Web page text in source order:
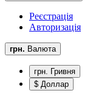
Реєстрація
Авторизація
грн. Валюта
грн. Гривня
$ Доллар